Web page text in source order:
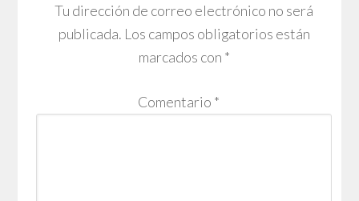
Tu dirección de correo electrónico no será
publicada. Los campos obligatorios están
marcados con *
Comentario *